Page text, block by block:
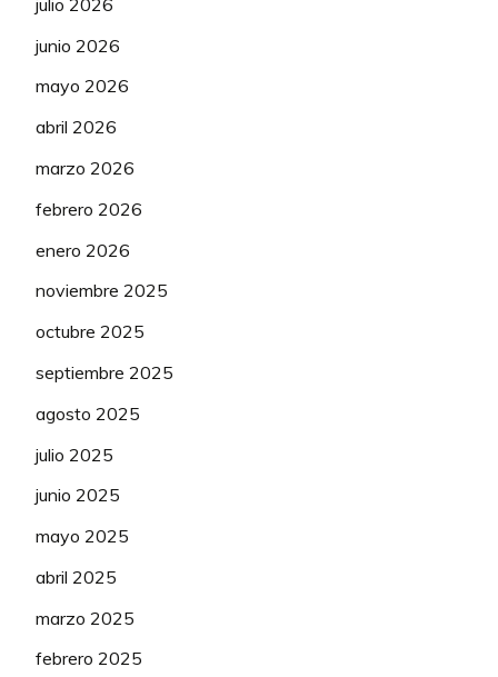
junio 2026
mayo 2026
abril 2026
marzo 2026
febrero 2026
enero 2026
noviembre 2025
octubre 2025
septiembre 2025
agosto 2025
julio 2025
junio 2025
mayo 2025
abril 2025
marzo 2025
febrero 2025